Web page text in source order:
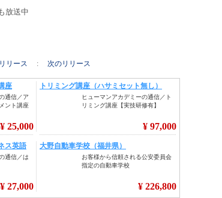
ラ」でも放送中
リース : 次のリリース